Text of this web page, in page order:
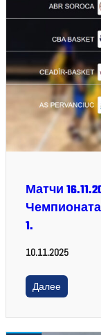
Матчи
1.
10.11.2025
Далее